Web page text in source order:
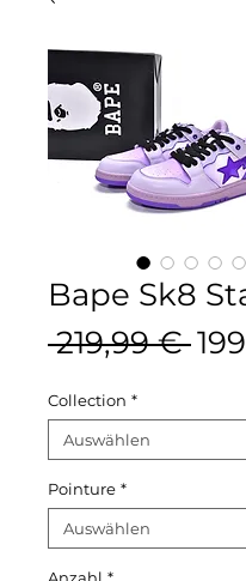
Bape Sk8
219,99 €
Collection *
Pointure *